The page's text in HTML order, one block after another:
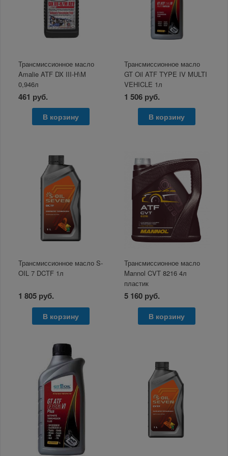
Трансмиссионное масло
Amalie ATF DX III-H\M
0,946л
461 руб.
В корзину
Трансмиссионное масло
GT Oil ATF TYPE IV MULTI
VEHICLE 1л
1 506 руб.
В корзину
Трансмиссионное масло S-
OIL 7 DCTF 1л
1 805 руб.
В корзину
Трансмиссионное масло
Mannol CVT 8216 4л
пластик
5 160 руб.
В корзину